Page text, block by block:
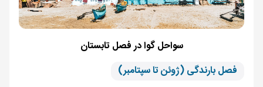
سواحل گوا در فصل تابستان
فصل بارندگی (ژوئن تا سپتامبر)